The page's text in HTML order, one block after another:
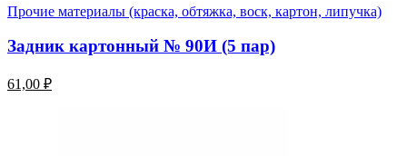
Прочие материалы (краска, обтяжка, воск, картон, липучка)
Задник картонный № 90И (5 пар)
61,00 ₽